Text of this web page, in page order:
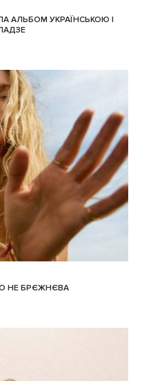
АЛЬБОМ УКРАЇНСЬКОЮ І
НЕ БРЄЖНЄВА